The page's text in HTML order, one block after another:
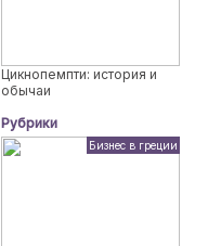
Цикнопемпти: история и
обычаи
Рубрики
Бизнес в греции